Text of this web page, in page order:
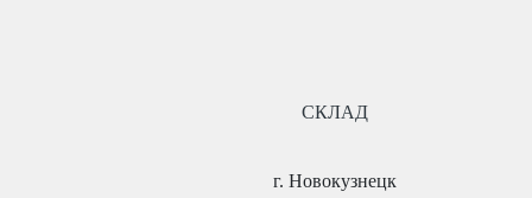
СКЛАД
г. Новокузнецк